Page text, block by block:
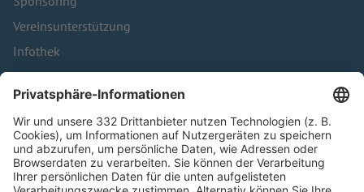
Vereinsunterstützung
Infothek
Kontakt
HÄUFIG BESUCHTE SEITEN
Pässe und Vereinswechsel
Trainerausbildung